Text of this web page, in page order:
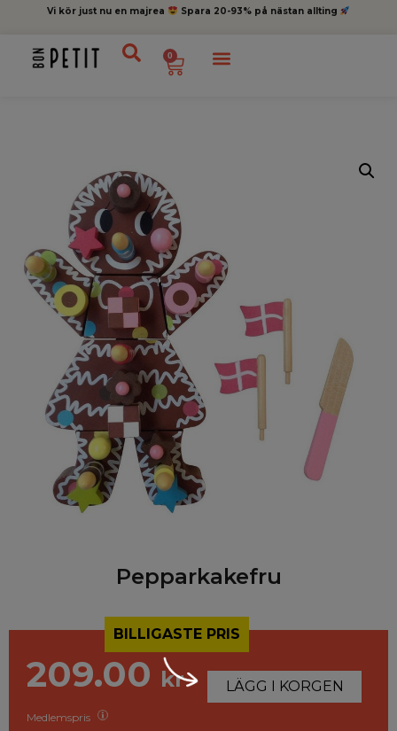
Vi kör just nu en majrea Spara 20-93% på nästan allting
0
Pepparkakefru
BILLIGASTE PRIS
209.00 kr
Medlemspris
LÄGG I KORGEN